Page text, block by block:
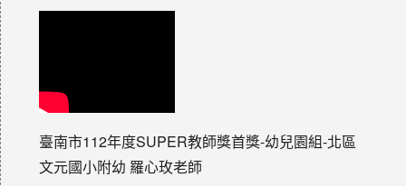
臺南市112年度SUPER教師獎首獎-幼兒園組-北區
文元國小附幼 羅心玫老師